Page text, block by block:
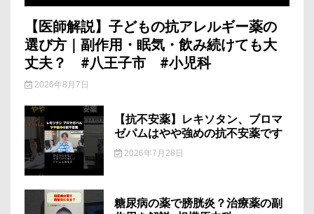
【医師解説】子どもの抗アレルギー薬の
選び方｜副作用・眠気・飲み続けても大
丈夫？ #八王子市 #小児科
2026年8月7日
【抗不安薬】レキソタン、ブロマ
ゼパムはやや強めの抗不安薬です
2026年7月28日
糖尿病の薬で膀胱炎？治療薬の副